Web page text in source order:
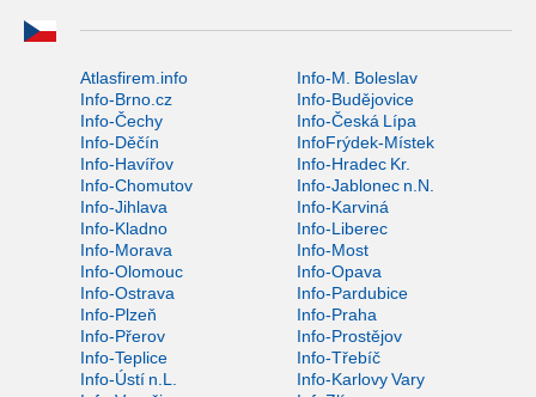
Atlasfirem.info
Info-M. Boleslav
Info-Brno.cz
Info-Budějovice
Info-Čechy
Info-Česká Lípa
Info-Děčín
InfoFrýdek-Místek
Info-Havířov
Info-Hradec Kr.
Info-Chomutov
Info-Jablonec n.N.
Info-Jihlava
Info-Karviná
Info-Kladno
Info-Liberec
Info-Morava
Info-Most
Info-Olomouc
Info-Opava
Info-Ostrava
Info-Pardubice
Info-Plzeň
Info-Praha
Info-Přerov
Info-Prostějov
Info-Teplice
Info-Třebíč
Info-Ústí n.L.
Info-Karlovy Vary